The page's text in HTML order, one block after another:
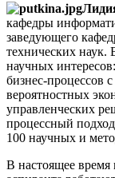
кафедры
заведующего
технических
научных
бизнес-процессов
вероятностных
управленческих
процессный
100 научных и
В настоящее время